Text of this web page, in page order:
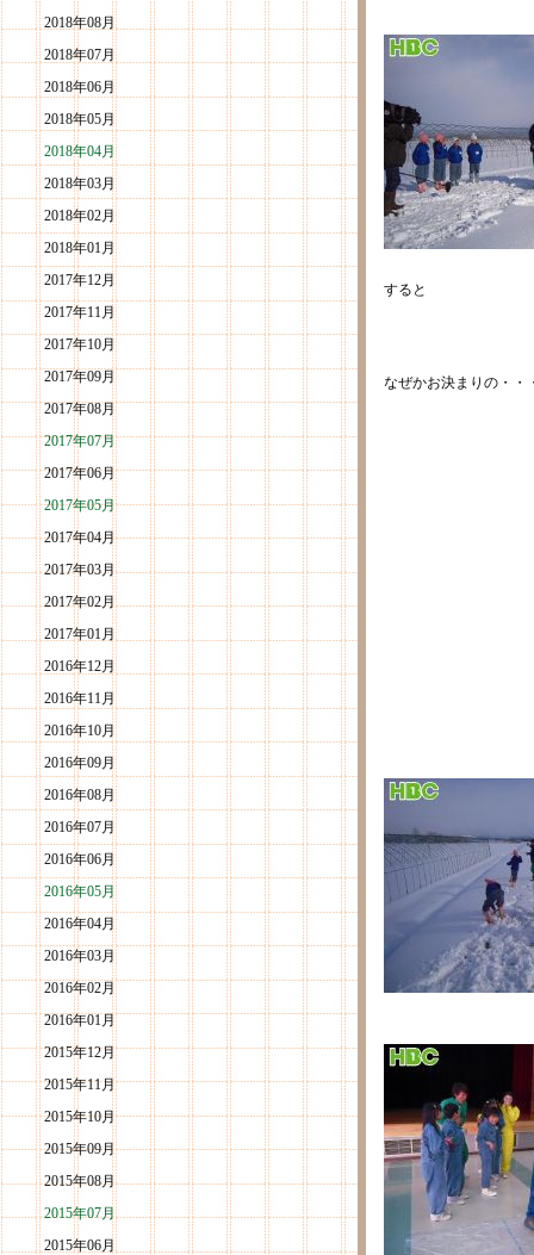
2018年08月
2018年07月
2018年06月
2018年05月
2018年04月
2018年03月
2018年02月
2018年01月
2017年12月
2017年11月
2017年10月
2017年09月
2017年08月
2017年07月
2017年06月
2017年05月
2017年04月
2017年03月
2017年02月
2017年01月
2016年12月
2016年11月
2016年10月
2016年09月
2016年08月
2016年07月
2016年06月
2016年05月
2016年04月
2016年03月
2016年02月
2016年01月
2015年12月
2015年11月
2015年10月
2015年09月
2015年08月
2015年07月
2015年06月
すると
なぜかお決まりの・・